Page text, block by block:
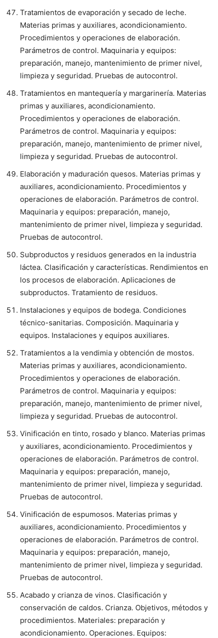
Tratamientos de evaporación y secado de leche.
Materias primas y auxiliares, acondicionamiento.
Procedimientos y operaciones de elaboración.
Parámetros de control. Maquinaria y equipos:
preparación, manejo, mantenimiento de primer nivel,
limpieza y seguridad. Pruebas de autocontrol.
Tratamientos en mantequería y margarinería. Materias
primas y auxiliares, acondicionamiento.
Procedimientos y operaciones de elaboración.
Parámetros de control. Maquinaria y equipos:
preparación, manejo, mantenimiento de primer nivel,
limpieza y seguridad. Pruebas de autocontrol.
Elaboración y maduración quesos. Materias primas y
auxiliares, acondicionamiento. Procedimientos y
operaciones de elaboración. Parámetros de control.
Maquinaria y equipos: preparación, manejo,
mantenimiento de primer nivel, limpieza y seguridad.
Pruebas de autocontrol.
Subproductos y residuos generados en la industria
láctea. Clasificación y características. Rendimientos en
los procesos de elaboración. Aplicaciones de
subproductos. Tratamiento de residuos.
Instalaciones y equipos de bodega. Condiciones
técnico-sanitarias. Composición. Maquinaria y
equipos. Instalaciones y equipos auxiliares.
Tratamientos a la vendimia y obtención de mostos.
Materias primas y auxiliares, acondicionamiento.
Procedimientos y operaciones de elaboración.
Parámetros de control. Maquinaria y equipos:
preparación, manejo, mantenimiento de primer nivel,
limpieza y seguridad. Pruebas de autocontrol.
Vinificación en tinto, rosado y blanco. Materias primas
y auxiliares, acondicionamiento. Procedimientos y
operaciones de elaboración. Parámetros de control.
Maquinaria y equipos: preparación, manejo,
mantenimiento de primer nivel, limpieza y seguridad.
Pruebas de autocontrol.
Vinificación de espumosos. Materias primas y
auxiliares, acondicionamiento. Procedimientos y
operaciones de elaboración. Parámetros de control.
Maquinaria y equipos: preparación, manejo,
mantenimiento de primer nivel, limpieza y seguridad.
Pruebas de autocontrol.
Acabado y crianza de vinos. Clasificación y
conservación de caldos. Crianza. Objetivos, métodos y
procedimientos. Materiales: preparación y
acondicionamiento. Operaciones. Equipos: